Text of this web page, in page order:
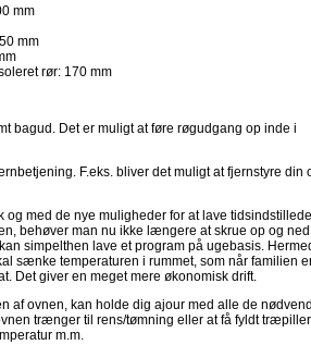
mm
mm
rør: 170 mm
bagud. Det er muligt at føre røgudgang op inde i
F.eks. bliver det muligt at fjernstyre din
og med de nye muligheder for at lave tidsindstillede
behøver man nu ikke længere at skrue op og
simpelthen lave et program på ugebasis.
sænke temperaturen i rummet, som når familien
Det giver en meget mere økonomisk drift.
af ovnen, kan holde dig ajour med alle de
trænger til rens/tømning eller at få fyldt
m.m.